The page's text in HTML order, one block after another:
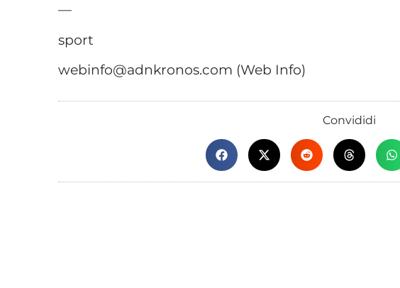
—
sport
webinfo@adnkronos.com (Web Info)
Convididi